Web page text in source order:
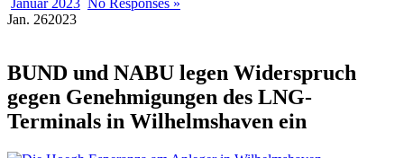
Jan. 262023
BUND und NABU legen Widerspruch
gegen Genehmigungen des LNG-
Terminals in Wilhelmshaven ein